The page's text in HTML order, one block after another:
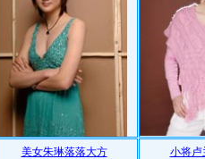
美女朱琳落落大方 小将卢